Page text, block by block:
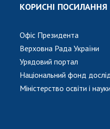
КОРИСНІ ПОСИЛАННЯ
Офіс Президента
Верховна Рада України
Урядовий портал
Національний фонд
Міністерство освіти і